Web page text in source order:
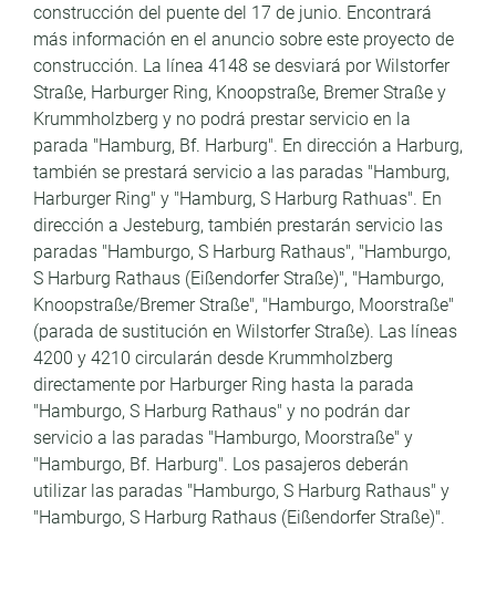
construcción del puente del 17 de junio. Encontrará
más información en el anuncio sobre este proyecto de
construcción. La línea 4148 se desviará por Wilstorfer
Straße, Harburger Ring, Knoopstraße, Bremer Straße y
Krummholzberg y no podrá prestar servicio en la
parada "Hamburg, Bf. Harburg". En dirección a Harburg,
también se prestará servicio a las paradas "Hamburg,
Harburger Ring" y "Hamburg, S Harburg Rathuas". En
dirección a Jesteburg, también prestarán servicio las
paradas "Hamburgo, S Harburg Rathaus", "Hamburgo,
S Harburg Rathaus (Eißendorfer Straße)", "Hamburgo,
Knoopstraße/Bremer Straße", "Hamburgo, Moorstraße"
(parada de sustitución en Wilstorfer Straße). Las líneas
4200 y 4210 circularán desde Krummholzberg
directamente por Harburger Ring hasta la parada
"Hamburgo, S Harburg Rathaus" y no podrán dar
servicio a las paradas "Hamburgo, Moorstraße" y
"Hamburgo, Bf. Harburg". Los pasajeros deberán
utilizar las paradas "Hamburgo, S Harburg Rathaus" y
"Hamburgo, S Harburg Rathaus (Eißendorfer Straße)".